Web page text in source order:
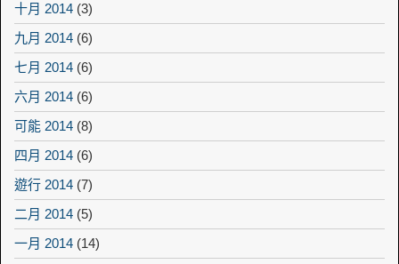
十月 2014 (3)
九月 2014 (6)
七月 2014 (6)
六月 2014 (6)
可能 2014 (8)
四月 2014 (6)
遊行 2014 (7)
二月 2014 (5)
一月 2014 (14)